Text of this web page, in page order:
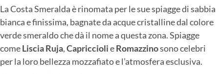
La Costa Smeralda è rinomata per le sue spiagge di sabbia
bianca e finissima, bagnate da acque cristalline dal colore
verde smeraldo che dà il nome a questa zona. Spiagge
comeLiscia Ruja,CapricciolieRomazzinosono celebri
per la loro bellezza mozzafiato e l’atmosfera esclusiva.